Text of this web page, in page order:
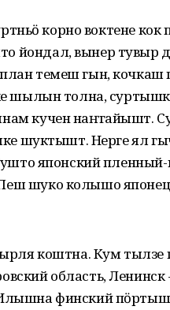
корно воктене кок
вынер тувыр
темеш гын, кочкаш
шылын толна,
кучен наҥгайышт.
шуктышт. Нерге ял
японский пленный-
шуко колышо
коштна. Кум тылзе
область, Ленинск
финский